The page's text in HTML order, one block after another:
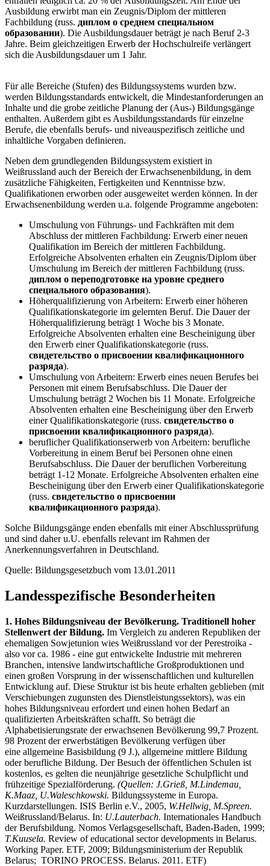
Ausbildung erwirbt man ein Zeugnis/Diplom der mittleren
Fachbildung (russ. диплом о среднем специальном
образовании). Die Ausbildungsdauer beträgt je nach Beruf 2-3
Jahre. Beim gleichzeitigen Erwerb der Hochschulreife verlängert
sich die Ausbildungsdauer um 1 Jahr.
Für alle Bereiche (Stufen) des Bildungssystems wurden bzw.
werden Bildungsstandards entwickelt, die Mindestanforderungen an
Inhalte und die grobe zeitliche Planung der (Aus-) Bildungsgänge
enthalten. Außerdem gibt es Ausbildungsstandards für einzelne
Berufe, die ebenfalls berufs- und niveauspezifisch zeitliche und
inhaltliche Vorgaben definieren.
Neben dem grundlegenden Bildungssystem existiert in
Weißrussland auch der Bereich der Erwachsenenbildung, in dem
zusätzliche Fähigkeiten, Fertigkeiten und Kenntnisse bzw.
Qualifikationen erworben oder ausgeweitet werden können. In der
Erwachsenenbildung werden u.a. folgende Programme angeboten:
Umschulung von Führungs- und Fachkräften mit dem
Abschluss der mittleren Fachbildung: Erwerb einer neuen
Qualifikation im Bereich der mittleren Fachbildung.
Erfolgreiche Absolventen erhalten ein Zeugnis/Diplom über
Umschulung im Bereich der mittleren Fachbildung (russ.
диплом о переподготовке на уровне среднего
специального образования).
Höherqualifizierung von Arbeitern: Erwerb einer höheren
Qualifikationskategorie im gelernten Beruf. Die Dauer der
Höherqualifizierung beträgt 1 Woche bis 3 Monate.
Erfolgreiche Absolventen erhalten eine Bescheinigung über
den Erwerb einer Qualifikationskategorie (russ.
свидетельство о присвоении квалификационного
разряда).
Umschulung von Arbeitern: Erwerb eines neuen Berufes bei
Personen mit einem Berufsabschluss. Die Dauer der
Umschulung beträgt 2 Wochen bis 11 Monate. Erfolgreiche
Absolventen erhalten eine Bescheinigung über den Erwerb
einer Qualifikationskategorie (russ. свидетельство о
присвоении квалификационного разряда).
beruflicher Qualifikationserwerb von Arbeitern: berufliche
Vorbereitung in einem Beruf bei Personen ohne einen
Berufsabschluss. Die Dauer der beruflichen Vorbereitung
beträgt 1-12 Monate. Erfolgreiche Absolventen erhalten eine
Bescheinigung über den Erwerb einer Qualifikationskategorie
(russ. свидетельство о присвоении
квалификационного разряда).
Solche Bildungsgänge enden ebenfalls mit einer Abschlussprüfung
und sind daher u.U. ebenfalls relevant im Rahmen der
Anerkennungsverfahren in Deutschland.
Quelle: Bildungsgesetzbuch vom 13.01.2011
Landesspezifische Besonderheiten
1. Hohes Bildungsniveau der Bevölkerung. Traditionell hoher
Stellenwert der Bildung. Im Vergleich zu anderen Republiken der
ehemaligen Sowjetunion wies Weißrussland vor der Perestroika -
also vor ca. 1986 - eine gut entwickelte Industrie mit mehreren
Branchen, intensive landwirtschaftliche Großproduktionen und
einen großen Vorsprung in der wissenschaftlichen und kulturellen
Entwicklung auf. Diese Struktur ist bis heute erhalten geblieben (mit
Verschiebungen zugunsten des Dienstleistungssektors), was ein
hohes Bildungsniveau erfordert und einen hohen Bedarf an
qualifizierten Arbeitskräften schafft. So beträgt die
Alphabetisierungsrate der erwachsenen Bevölkerung 99,7 Prozent.
98 Prozent der erwerbstätigen Bevölkerung verfügen über
eine allgemeine Basisbildung (9 J.), allgemeine mittlere Bildung
oder berufliche Bildung. Der Besuch der öffentlichen Schulen ist
kostenlos, es gelten die neunjährige gesetzliche Schulpflicht und
frühzeitige Spezialförderung. (Quellen: J.Grieß, M.Lindemau,
K.Maaz, U.Waleschkowski. Bildungssysteme in Europa.
Kurzdarstellungen. ISIS Berlin e.V., 2005, W.Hellwig, M.Spreen.
Weißrussland/Belarus. In: U.Lauterbach. Internationales Handbuch
der Berufsbildung. Nomos Verlagsgesellschaft, Baden-Baden, 1999;
T.Kuusela. Review of educational sector developments in Belarus.
Working Paper. ETF, 2009; Bildungsministerium der Republik
Belarus; TORINO PROCESS. Belarus. 2011. ETF)